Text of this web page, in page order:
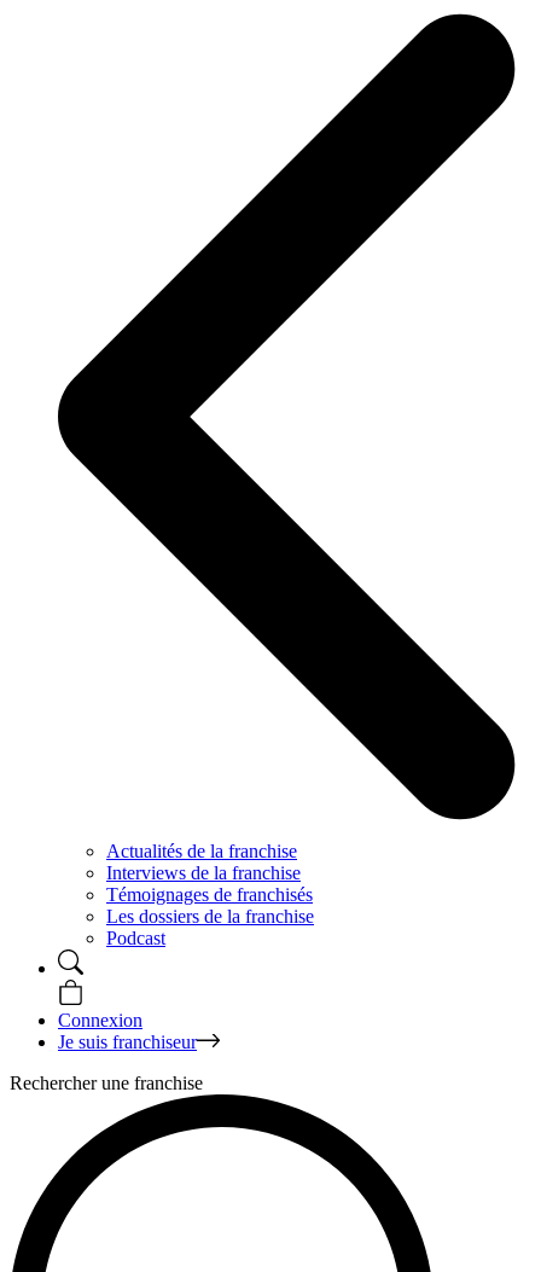
Actualités de la franchise
Interviews de la franchise
Témoignages de franchisés
Les dossiers de la franchise
Podcast
Connexion
Je suis franchiseur
Rechercher une franchise